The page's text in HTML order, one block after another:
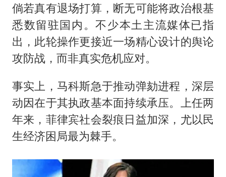
倘若真有退场打算，断无可能将政治根基
悉数留驻国内。不少本土主流媒体已指
出，此轮操作更接近一场精心设计的舆论
攻防战，而非真实危机应对。
事实上，马科斯急于推动弹劾进程，深层
动因在于其执政基本面持续承压。上任两
年来，菲律宾社会裂痕日益加深，尤以民
生经济困局最为棘手。